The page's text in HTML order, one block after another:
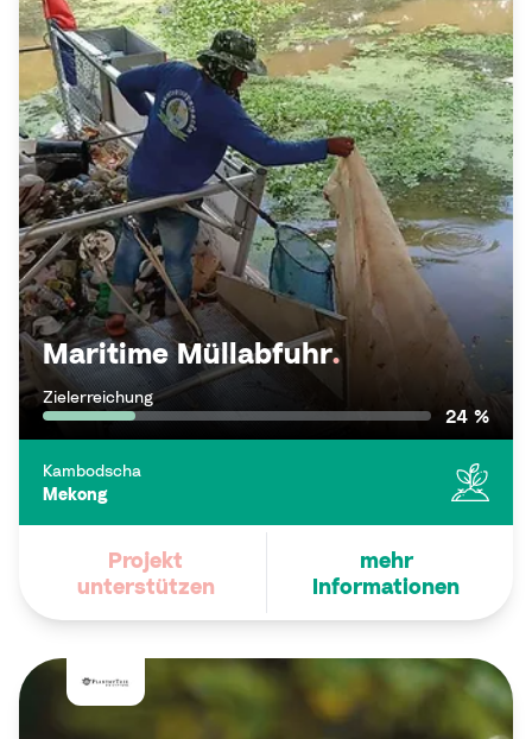
Maritime Müllabfuhr.
Zielerreichung
24 %
Kambodscha
Mekong
Projekt
unterstützen
mehr
Informationen